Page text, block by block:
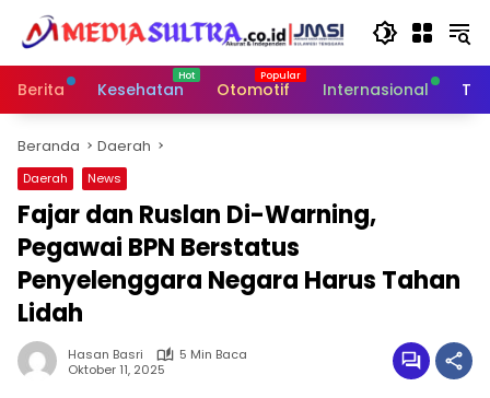
Langsung
konten
Berita
Kesehatan Otomotif Internasional
Beranda Daerah
Daerah News
Fajar dan Ruslan Di-Warning,
Pegawai BPN Berstatus
Penyelenggara Negara Harus Tahan
Lidah
Hasan Basri
5 Min Baca
Oktober 11, 2025